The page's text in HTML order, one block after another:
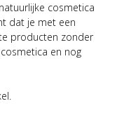
cosmetica
dat je met een
producten zonder
en nog